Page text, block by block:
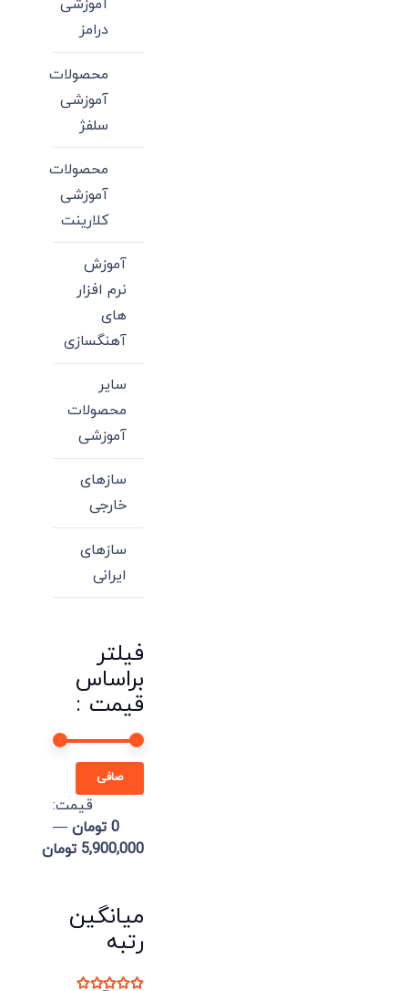
آموزشی
درامز
محصولات
آموزشی
سلفژ
محصولات
آموزشی
کلارینت
آموزش
نرم افزار
های
آهنگسازی
سایر
محصولات
آموزشی
سازهای
خارجی
سازهای
ایرانی
فیلتر
براساس
قیمت :
صافی
قيمت:
0 تومان
—
5,900,000 تومان
میانگین
رتبه